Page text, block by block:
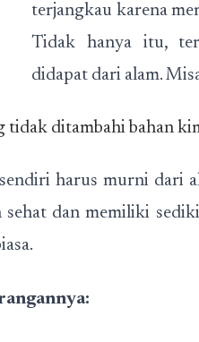
terjangkau karena
Tidak hanya itu,
didapat dari alam.
tidak ditambahi bahan
harus murni dari
dan memiliki